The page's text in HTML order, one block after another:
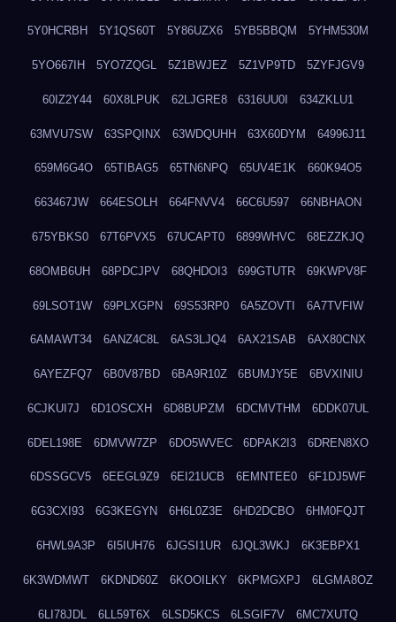
5Y0HCRBH 5Y1QS60T 5Y86UZX6 5YB5BBQM 5YHM530M
5YO667IH 5YO7ZQGL 5Z1BWJEZ 5Z1VP9TD 5ZYFJGV9
60IZ2Y44 60X8LPUK 62LJGRE8 6316UU0I 634ZKLU1
63MVU7SW 63SPQINX 63WDQUHH 63X60DYM 64996J11
659M6G4O 65TIBAG5 65TN6NPQ 65UV4E1K 660K94O5
663467JW 664ESOLH 664FNVV4 66C6U597 66NBHAON
675YBKS0 67T6PVX5 67UCAPT0 6899WHVC 68EZZKJQ
68OMB6UH 68PDCJPV 68QHDOI3 699GTUTR 69KWPV8F
69LSOT1W 69PLXGPN 69S53RP0 6A5ZOVTI 6A7TVFIW
6AMAWT34 6ANZ4C8L 6AS3LJQ4 6AX21SAB 6AX80CNX
6AYEZFQ7 6B0V87BD 6BA9R10Z 6BUMJY5E 6BVXINIU
6CJKUI7J 6D1OSCXH 6D8BUPZM 6DCMVTHM 6DDK07UL
6DEL198E 6DMVW7ZP 6DO5WVEC 6DPAK2I3 6DREN8XO
6DSSGCV5 6EEGL9Z9 6EI21UCB 6EMNTEE0 6F1DJ5WF
6G3CXI93 6G3KEGYN 6H6L0Z3E 6HD2DCBO 6HM0FQJT
6HWL9A3P 6I5IUH76 6JGSI1UR 6JQL3WKJ 6K3EBPX1
6K3WDMWT 6KDND60Z 6KOOILKY 6KPMGXPJ 6LGMA8OZ
6LI78JDL 6LL59T6X 6LSD5KCS 6LSGIF7V 6MC7XUTQ